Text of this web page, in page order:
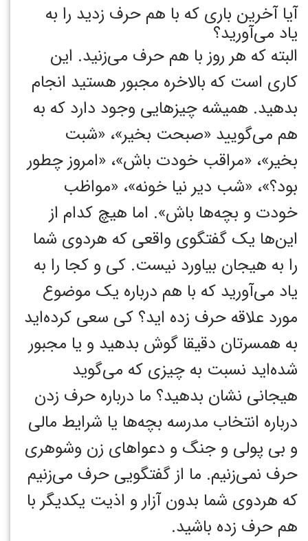
آیا آخرین باری که با هم حرف زدید را به
یاد می‌آورید؟
البته که هر روز با هم حرف می‌زنید. این
کاری است که بالاخره مجبور هستید انجام
بدهید. همیشه چیزهایی وجود دارد که به
هم می‌گویید «صبحت بخیر»، «شبت
بخیر»، «مراقب خودت باش»، «امروز چطور
بود؟»، «شب دیر نیا خونه»، «مواظب
خودت و بچه‌ها باش». اما هیچ کدام از
این‌ها یک گفتگوی واقعی که هردوی شما
را به هیجان بیاورد نیست. کی و کجا را به
یاد می‌آورید که با هم درباره یک موضوع
مورد علاقه حرف زده اید؟ کی سعی کرده‌اید
به همسرتان دقیقا گوش بدهید و یا مجبور
شده‌اید نسبت به چیزی که می‌گوید
هیجانی نشان بدهید؟ ما درباره حرف زدن
درباره انتخاب مدرسه بچه‌ها یا شرایط مالی
و بی پولی و جنگ و دعواهای زن وشوهری
حرف نمی‌زنیم. ما از گفتگویی حرف می‌زنیم
که هردوی شما بدون آزار و اذیت یکدیگر با
هم حرف زده باشید.‏